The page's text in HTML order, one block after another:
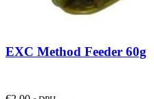
EXC Method Feeder 60g